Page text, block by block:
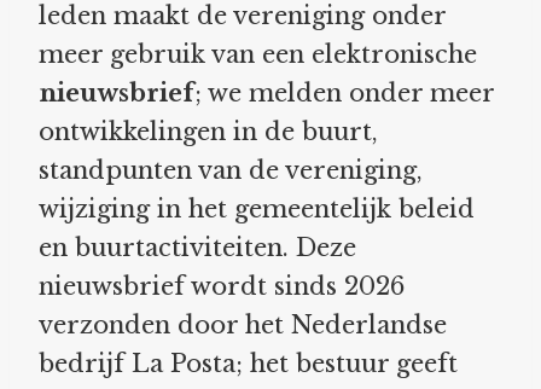
leden maakt de vereniging onder
meer gebruik van een elektronische
nieuwsbrief; we melden onder meer
ontwikkelingen in de buurt,
standpunten van de vereniging,
wijziging in het gemeentelijk beleid
en buurtactiviteiten. Deze
nieuwsbrief wordt sinds 2026
verzonden door het Nederlandse
bedrijf La Posta; het bestuur geeft